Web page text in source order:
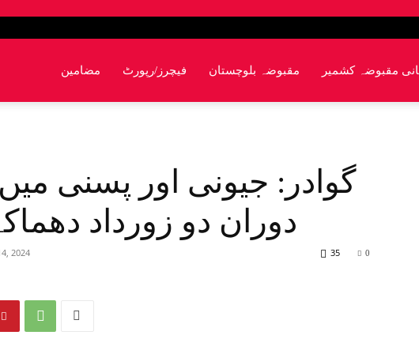
مضامین فیچرز/رپورٹ مقبوضہ بلوچستان مقبوضہ کشمیر
دوران دو زورداد
2024 0
35